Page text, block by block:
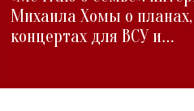
Михаила Хомы о планах,
концертах для ВСУ и